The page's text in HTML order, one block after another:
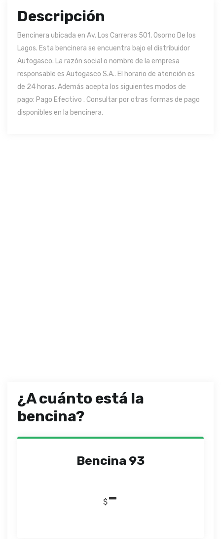
Descripción
Bencinera ubicada en Av. Los Carreras 501, Osorno De los
Lagos. Esta bencinera se encuentra bajo el distribuidor
Autogasco. La razón social o nombre de la empresa
responsable es Autogasco S.A.. El horario de atención es
de 24 horas. Además acepta los siguientes modos de
pago: Pago Efectivo . Consultar por otras formas de pago
disponibles en la bencinera.
¿A cuánto está la
bencina?
Bencina 93
$-